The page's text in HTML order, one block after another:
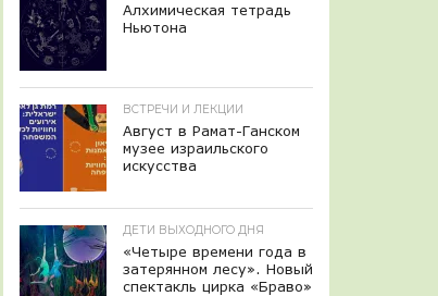
Алхимическая тетрадь
Ньютона
ВСТРЕЧИ И ЛЕКЦИИ
Август в Рамат-Ганском
музее израильского
искусства
ДЕТИ ВЫХОДНОГО ДНЯ
«Четыре времени года в
затерянном лесу». Новый
спектакль цирка «Браво»